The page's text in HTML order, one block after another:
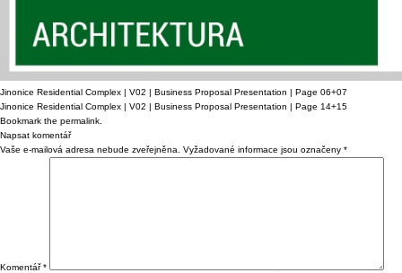
Jinonice Residential Complex | V02 | Business Proposal Presentation | Page 06+07
Jinonice Residential Complex | V02 | Business Proposal Presentation | Page 14+15
Bookmark the permalink
Napsat komentář
Vaše e-mailová adresa nebude zveřejněna.
Vyžadované informace jsou označeny *
Komentář*